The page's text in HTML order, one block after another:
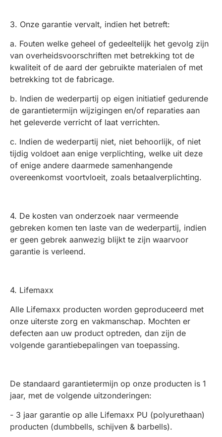
3. Onze garantie vervalt, indien het betreft:
a. Fouten welke geheel of gedeeltelijk het gevolg zijn
van overheidsvoorschriften met betrekking tot de
kwaliteit of de aard der gebruikte materialen of met
betrekking tot de fabricage.
b. Indien de wederpartij op eigen initiatief gedurende
de garantietermijn wijzigingen en/of reparaties aan
het geleverde verricht of laat verrichten.
c. Indien de wederpartij niet, niet behoorlijk, of niet
tijdig voldoet aan enige verplichting, welke uit deze
of enige andere daarmede samenhangende
overeenkomst voortvloeit, zoals betaalverplichting.
4. De kosten van onderzoek naar vermeende
gebreken komen ten laste van de wederpartij, indien
er geen gebrek aanwezig blijkt te zijn waarvoor
garantie is verleend.
4. Lifemaxx
Alle Lifemaxx producten worden geproduceerd met
onze uiterste zorg en vakmanschap. Mochten er
defecten aan uw product optreden, dan zijn de
volgende garantiebepalingen van toepassing.
De standaard garantietermijn op onze producten is 1
jaar, met de volgende uitzonderingen:
- 3 jaar garantie op alle Lifemaxx PU (polyurethaan)
producten (dumbbells, schijven & barbells).